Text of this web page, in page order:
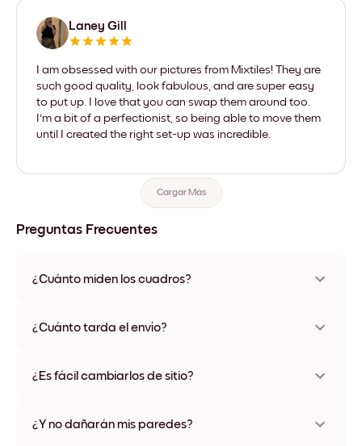
Laney Gill
I am obsessed with our pictures from Mixtiles! They are
such good quality, look fabulous, and are super easy
to put up. I love that you can swap them around too.
I'm a bit of a perfectionist, so being able to move them
until I created the right set-up was incredible.
Cargar Más
Preguntas Frecuentes
¿Cuánto miden los cuadros?
varios materiales y colores de marco, incluidas opciones sin
¿Cuánto tarda el envío?
disponibles en algunos países. Te enviaremos un número de
¿Es fácil cambiarlos de sitio?
ningún daño
¿Y no dañarán mis paredes?